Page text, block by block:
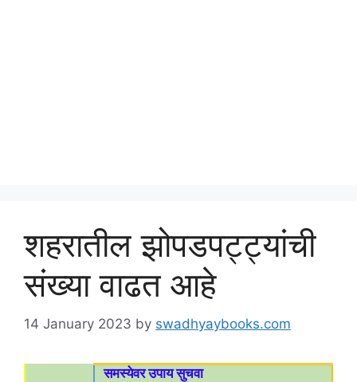
शहरातील झोपडपट्ट्यांची
संख्या वाढत आहे
14 January 2023 by swadhyaybooks.com
समस्येवर उपाय सुचवा